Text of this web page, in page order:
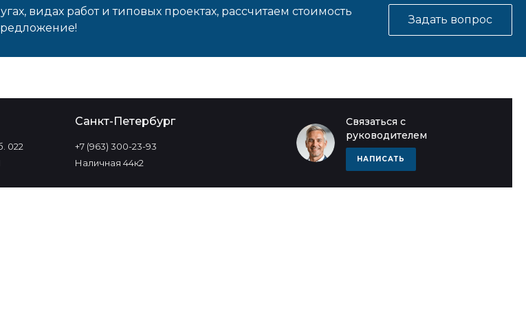
видах работ и типовых проектах, рассчитаем стоимость
Задать вопрос
Связаться с
руководителем
НАПИСАТЬ
022
Санкт-Петербург
+7 (963) 300-23-93
Наличная 44к2